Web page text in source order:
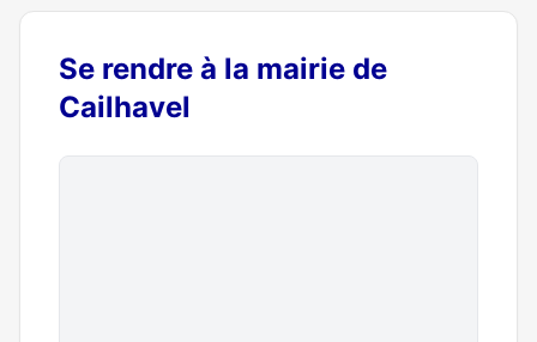
Se rendre à la mairie de
Cailhavel